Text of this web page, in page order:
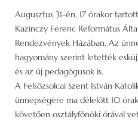
Augusztus 31-én, 17 órakor
Kazinczy Ferenc Református
Rendezvények Házában. Az
hagyomány szerint letették
és az új pedagógusok is.
A Felsőzsolcai Szent István
ünnepségére ma délelőtt 10
követően osztályfőnöki órával